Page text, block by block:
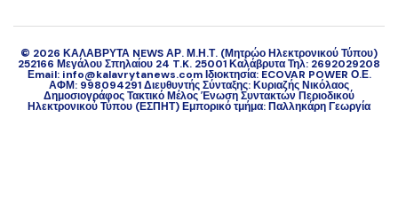
© 2026 ΚΑΛΑΒΡΥΤΑ NEWS ΑΡ. Μ.Η.Τ. (Μητρώο Ηλεκτρονικού Τύπου)
252166 Μεγάλου Σπηλαίου 24 T.K. 25001 Καλάβρυτα Τηλ: 2692029208
Εmail: info@kalavrytanews.com Ιδιοκτησία: ECOVAR POWER Ο.Ε.
ΑΦΜ: 998094291 Διευθυντής Σύνταξης: Κυριαζής Νικόλαος
Δημοσιογράφος Τακτικό Μέλος Ένωση Συντακτών Περιοδικού
Ηλεκτρονικού Τύπου (ΕΣΠΗΤ) Εμπορικό τμήμα: Παλληκάρη Γεωργία